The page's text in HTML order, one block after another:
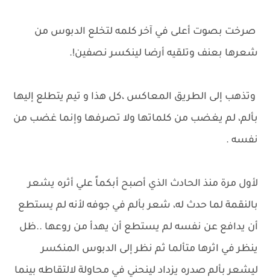
صرخت بصوت أعلى في آخر كلمه لتخلع الدبوس من
شعرها بعنف وتلقيه أرضا لينكسر نصفين!.
وتذهب إلى الطريق المعاكس ،كل هذا و تيم يتطلع إليها
بألم، لم يغضب من كلماتها ولا تصرفها وإنما غضب من
نفسه .
لأول مرة منذ الحادث الذي أصبح أبكماً علي أثره يشعر
بالنقمة لما حدث له، شعر بألم في جوفه لأنه لم يستطع
أن يدافع عن نفسه لم يستطع أن يهدأ من روعها ..ظل
ينظر في اثرها متألما ثم نظر إلى الدبوس المنكسر
ليشعر بألم صدره يزداد لينحني في محاولة لالتقاطه بينما